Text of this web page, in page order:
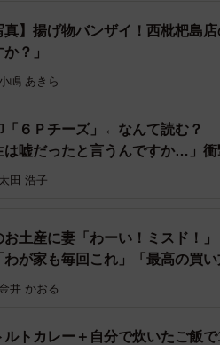
真】揚げ物バンザイ！西枇杷島
？」
嶋 あきら
「６Ｐチーズ」←なんて読む？
は嘘だったと言うんですか…」衝
太田 浩子
お土産に妻「わーい！ミスド！
わが家も毎回これ」「最高の買い
井 かおる
ルトカレー＋自分で炊いたご飯